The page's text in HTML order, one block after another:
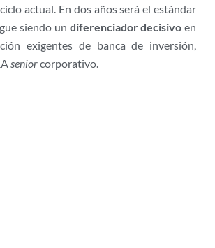
actual. En dos años será el estándar
siendo un diferenciador decisivo en
exigentes de banca de inversión,
seniorcorporativo.